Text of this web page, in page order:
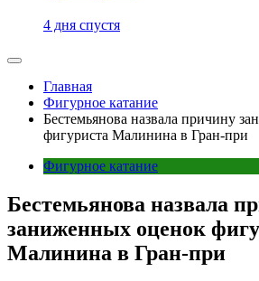
4 дня спустя
Главная
Фигурное катание
Бестемьянова назвала причину
фигуриста Малинина в Гран-при
Фигурное катание
Бестемьянова назвала
заниженных оценок
Малинина в Гран-при